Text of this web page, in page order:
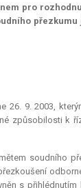
pro
přezkumu
26. 9. 2003,
způsobilosti k
soudního
s přihlédnutím